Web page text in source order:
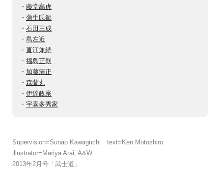
・ 藤堂高虎
・ 蒲生氏郷
・ 石田三成
・ 島左近
・ 直江兼続
・ 福島正則
・ 加藤清正
・ 森蘭丸
・ 伊達政宗
・ 宇喜多秀家
Supervision=Sunao Kawaguchi text=Ken Motoshiro
illustrator=Mariya Arai, A&W
2013年2月号「武士道」